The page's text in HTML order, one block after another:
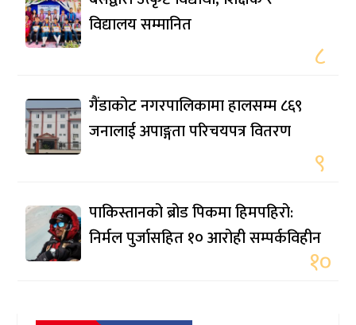
विद्यालय सम्मानित
८
गैंडाकोट नगरपालिकामा हालसम्म ८६९
जनालाई अपाङ्गता परिचयपत्र वितरण
९
पाकिस्तानको ब्रोड पिकमा हिमपहिरो:
निर्मल पुर्जासहित १० आरोही सम्पर्कविहीन
१०